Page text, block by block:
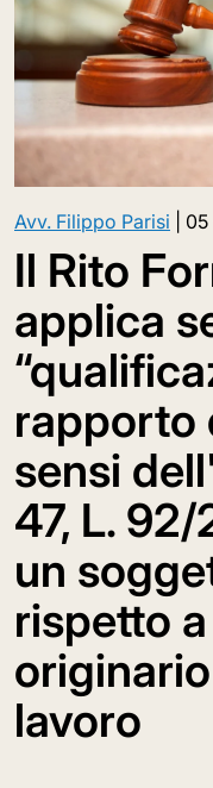
Avv. Filippo Parisi 05
Il Rito
applica
rapporto
sensi
47, L.
un
rispetto
lavoro